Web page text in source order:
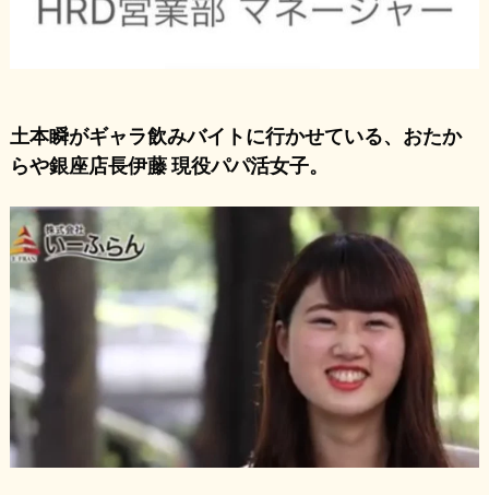
土本瞬がギャラ飲みバイトに行かせている、おたか
らや銀座店長伊藤 現役パパ活女子。